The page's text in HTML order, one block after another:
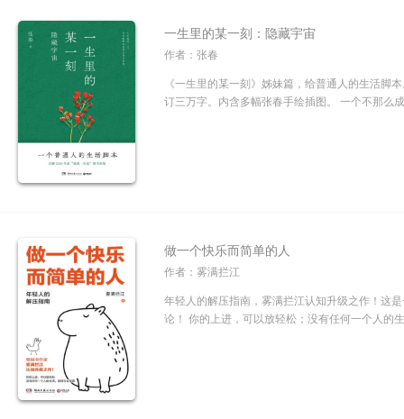
一生里的某一刻：隐藏宇宙
作者：张春
《一生里的某一刻》姊妹篇，给普通人的生活脚
订三万字。内含多幅张春手绘插图。 一个不那么
做一个快乐而简单的人
作者：雾满拦江
年轻人的解压指南，雾满拦江认知升级之作！这
论！ 你的上进，可以放轻松；没有任何一个人的